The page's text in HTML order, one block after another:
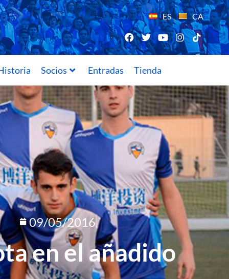
ES CA
Socios Entradas Tienda
09/05/2016
en el añadido